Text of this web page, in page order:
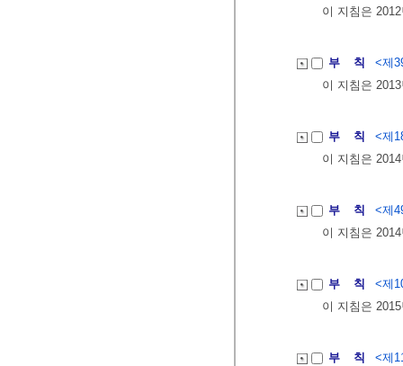
이 지침은
부 칙
<제
이 지침은
부 칙
<제
이 지침은
부 칙
<제
이 지침은
부 칙
<제
이 지침은
부 칙
<제